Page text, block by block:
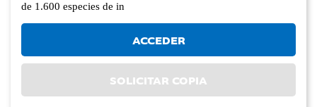
de 1.600 especies de in
ACCEDER
SOLICITAR COPIA